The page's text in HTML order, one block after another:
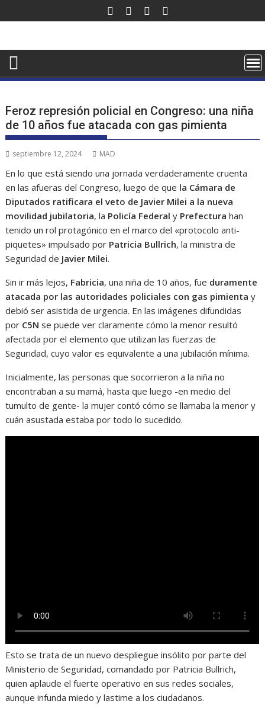
al
Feroz represión policial en Congreso: una niña
de 10 años fue atacada con gas pimienta
septiembre 12, 2024 MAD
En lo que está siendo una jornada verdaderamente cruenta
en las afueras del Congreso, luego de que la Cámara de
Diputados ratificara el veto de Javier Milei a la nueva
movilidad jubilatoria, la Policía Federal y Prefecturahan
tenido un rol protagónico en el marco del «protocolo anti-
piquetes» impulsado por Patricia Bullrich, la ministra de
Seguridad de Javier Milei.
Sin ir más lejos, Fabricia, una niña de 10 años, fue duramente
atacada por las autoridades policiales con gas pimientay
debió ser asistida de urgencia. En las imágenes difundidas
por C5Nse puede ver claramente cómo la menor resultó
afectada por el elemento que utilizan las fuerzas de
Seguridad, cuyo valor es equivalente a una jubilación mínima.
Inicialmente, las personas que socorrieron a la niña no
encontraban a su mamá, hasta que luego -en medio del
tumulto de gente- la mujer contó cómo se llamaba la menor y
cuán asustada estaba por todo lo sucedido.
Esto se trata de un nuevo despliegue insólito por parte del
Ministerio de Seguridad, comandado por Patricia Bullrich,
quien aplaude el fuerte operativo en sus redes sociales,
aunque infunda miedo y lastime a los ciudadanos.